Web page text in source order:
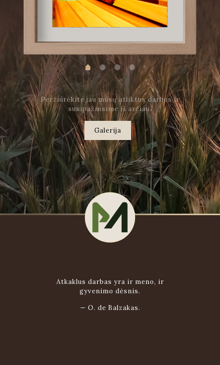
Peržiūrėkite jau mūsų atliktus darbus ir
susipažinsime iš arčiau.
Galerija
Atkaklus darbas yra ir meno, ir
gyvenimo dėsnis.
— O. de Balzakas.